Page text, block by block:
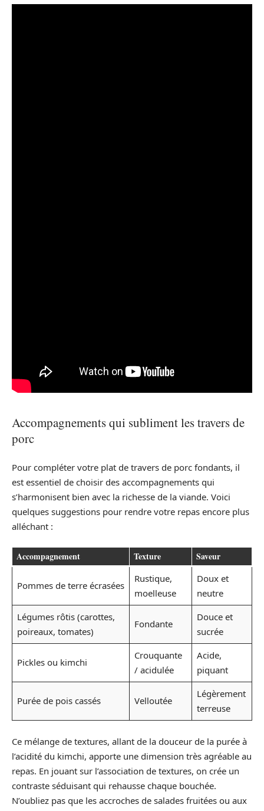
Accompagnements qui subliment les travers de
porc
Pour compléter votre plat de travers de porc fondants, il
est essentiel de choisir des accompagnements qui
s’harmonisent bien avec la richesse de la viande. Voici
quelques suggestions pour rendre votre repas encore plus
alléchant :
Accompagnement Texture Saveur
Pommes de terre écrasées
Rustique,
moelleuse
Doux et
neutre
Légumes rôtis (carottes,
poireaux, tomates)
Fondante
Douce et
sucrée
Pickles ou kimchi
Crouquante
/ acidulée
Acide,
piquant
Purée de pois cassés Velloutée
Légèrement
terreuse
Ce mélange de textures, allant de la douceur de la purée à
l’acidité du kimchi, apporte une dimension très agréable au
repas. En jouant sur l’association de textures, on crée un
contraste séduisant qui rehausse chaque bouchée.
N’oubliez pas que les accroches de salades fruitées ou aux